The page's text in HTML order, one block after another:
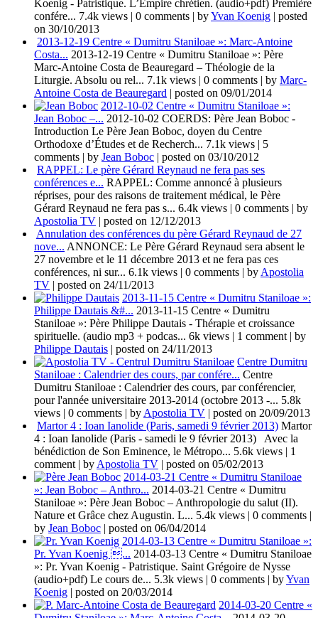
Koenig - Patristique. L’Empire chrétien. (audio+pdf) Première
confére... 7.4k views | 0 comments | byYvan Koenig | posted
on 30/10/2013
2013-12-19 Centre « Dumitru Staniloae »: Marc-Antoine
Costa... 2013-12-19 Centre « Dumitru Staniloae »: Père
Marc-Antoine Costa de Beauregard – Théologie de la
Liturgie. Absolu ou rel... 7.1k views | 0 comments | by Marc-
Antoine Costa de Beauregard | posted on 09/01/2014
2012-10-02 Centre « Dumitru Staniloae »:
Jean Boboc –... 2012-10-02 COERDS: Père Jean Boboc -
Introduction Le Père Jean Boboc, doyen du Centre
Orthodoxe d’Études et de Recherch... 7.1k views | 5
comments | by Jean Boboc | posted on 03/10/2012
RAPPEL: Le père Gérard Reynaud ne fera pas ses
conférences e... RAPPEL: Comme annoncé à plusieurs
réprises, pour des raisons de traitement médical, le Père
Gérard Reynaud ne fera pas s... 6.4k views | 0 comments | by
Apostolia TV | posted on 12/12/2013
Annulation des conférences du père Gérard Reynaud de 27
nove... ANNONCE: Le Père Gérard Reynaud sera absent le
27 novembre et le 11 décembre 2013 et ne fera pas ces
conférences, ni sur... 6.1k views | 0 comments | by Apostolia
TV | posted on 24/11/2013
2013-11-15 Centre « Dumitru Staniloae »:
Philippe Dautais &#... 2013-11-15 Centre « Dumitru
Staniloae »: Père Philippe Dautais - Thérapie et croissance
spirituelle. (audio mp3 + podcas... 6k views | 1 comment | by
Philippe Dautais | posted on 24/11/2013
Centre Dumitru
Staniloae : Calendrier des cours, par confére... Centre
Dumitru Staniloae : Calendrier des cours, par conférencier,
pour l'année universitaire 2013-2014 (octobre 2013 -... 5.8k
views | 0 comments | by Apostolia TV | posted on 20/09/2013
Martor 4 : Ioan Ianolide (Paris, samedi 9 février 2013) Martor
4 : Ioan Ianolide (Paris - samedi le 9 février 2013) Avec la
bénédiction de Son Eminence, le Métropo... 5.6k views | 1
comment | by Apostolia TV | posted on 05/02/2013
2014-03-21 Centre « Dumitru Staniloae
»: Jean Boboc – Anthro... 2014-03-21 Centre « Dumitru
Staniloae »: Père Jean Boboc – Anthropologie du salut (II).
Nature et Grâce chez Augustin. L... 5.4k views | 0 comments |
by Jean Boboc | posted on 06/04/2014
2014-03-13 Centre « Dumitru Staniloae »:
Pr. Yvan Koenig ... 2014-03-13 Centre « Dumitru Staniloae
»: Pr. Yvan Koenig - Patristique. Saint Grégoire de Nysse
(audio+pdf) Le cours de... 5.3k views | 0 comments | byYvan
Koenig | posted on 20/03/2014
2014-03-20 Centre «